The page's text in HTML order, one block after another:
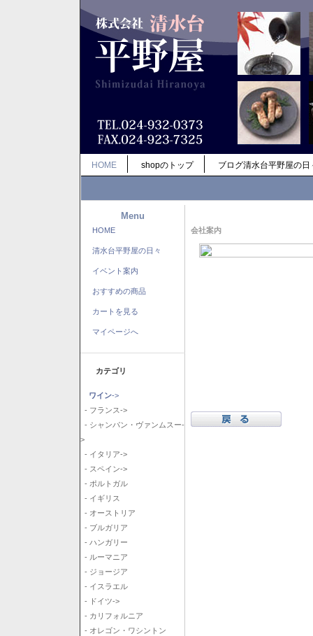
HOME shopのトップ ブログ清水台平野屋の日
Menu
HOME
清水台平野屋の日々
イベント案内
おすすめの商品
カートを見る
マイページへ
カテゴリ
ワイン->
- フランス->
- シャンパン・ヴァンムスー-
>
- イタリア->
- スペイン->
- ポルトガル
- イギリス
- オーストリア
- ブルガリア
- ハンガリー
- ルーマニア
- ジョージア
- イスラエル
- ドイツ->
- カリフォルニア
- オレゴン・ワシントン
会社案内